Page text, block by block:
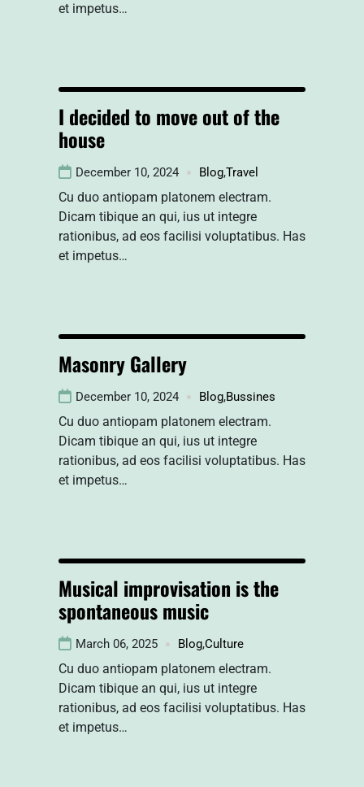
et impetus…
I decided to move out of the
house
December 10, 2024 Blog,Travel
Cu duo antiopam platonem electram.
Dicam tibique an qui, ius ut integre
rationibus, ad eos facilisi voluptatibus. Has
et impetus…
Masonry Gallery
December 10, 2024 Blog,Bussines
Cu duo antiopam platonem electram.
Dicam tibique an qui, ius ut integre
rationibus, ad eos facilisi voluptatibus. Has
et impetus…
Musical improvisation is the
spontaneous music
March 06, 2025 Blog,Culture
Cu duo antiopam platonem electram.
Dicam tibique an qui, ius ut integre
rationibus, ad eos facilisi voluptatibus. Has
et impetus…